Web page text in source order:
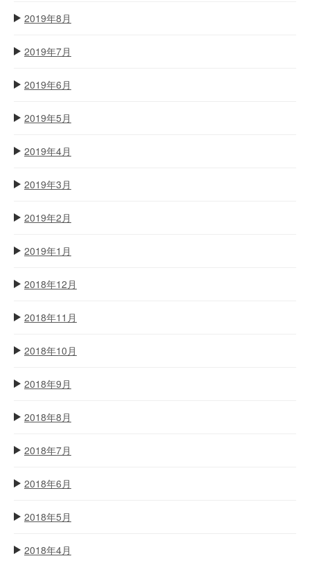
2019年8月
2019年7月
2019年6月
2019年5月
2019年4月
2019年3月
2019年2月
2019年1月
2018年12月
2018年11月
2018年10月
2018年9月
2018年8月
2018年7月
2018年6月
2018年5月
2018年4月